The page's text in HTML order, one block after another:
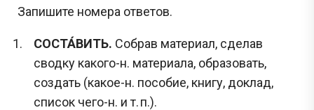
Запишите номера ответов.
СОСТА́ВИТЬ. Собрав материал, сделав
сводку какого-н. материала, образовать,
создать (какое-н. пособие, книгу, доклад,
список чего-н. и т. п.).